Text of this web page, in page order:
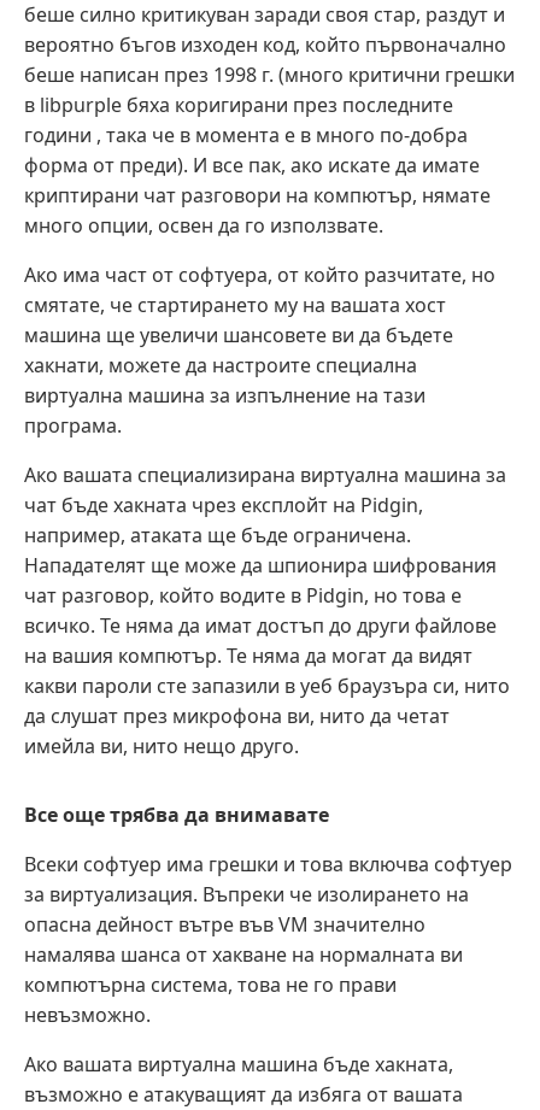
беше силно критикуван заради своя стар, раздут и
вероятно бъгов изходен код, който първоначално
беше написан през 1998 г. (много критични грешки
в libpurple бяха коригирани през последните
години , така че в момента е в много по-добра
форма от преди). И все пак, ако искате да имате
криптирани чат разговори на компютър, нямате
много опции, освен да го използвате.
Ако има част от софтуера, от който разчитате, но
смятате, че стартирането му на вашата хост
машина ще увеличи шансовете ви да бъдете
хакнати, можете да настроите специална
виртуална машина за изпълнение на тази
програма.
Ако вашата специализирана виртуална машина за
чат бъде хакната чрез експлойт на Pidgin,
например, атаката ще бъде ограничена.
Нападателят ще може да шпионира шифрования
чат разговор, който водите в Pidgin, но това е
всичко. Те няма да имат достъп до други файлове
на вашия компютър. Те няма да могат да видят
какви пароли сте запазили в уеб браузъра си, нито
да слушат през микрофона ви, нито да четат
имейла ви, нито нещо друго.
Все още трябва да внимавате
Всеки софтуер има грешки и това включва софтуер
за виртуализация. Въпреки че изолирането на
опасна дейност вътре във VM значително
намалява шанса от хакване на нормалната ви
компютърна система, това не го прави
невъзможно.
Ако вашата виртуална машина бъде хакната,
възможно е атакуващият да избяга от вашата